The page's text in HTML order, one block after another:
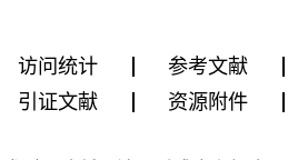
访问统计
参考文献
引证文献 资源附件